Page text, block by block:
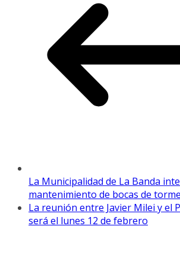
La Municipalidad de La Banda
mantenimiento de bocas de
La reunión entre Javier Milei y el
será el lunes 12 de febrero